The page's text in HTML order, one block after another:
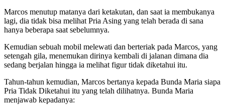
Marcos menutup matanya dari ketakutan, dan saat ia membukanya
lagi, dia tidak bisa melihat Pria Asing yang telah berada di sana
hanya beberapa saat sebelumnya.
Kemudian sebuah mobil melewati dan berteriak pada Marcos, yang
setengah gila, menemukan dirinya kembali di jalanan dimana dia
sedang berjalan hingga ia melihat figur tidak diketahui itu.
Tahun-tahun kemudian, Marcos bertanya kepada Bunda Maria siapa
Pria Tidak Diketahui itu yang telah dilihatnya. Bunda Maria
menjawab kepadanya: